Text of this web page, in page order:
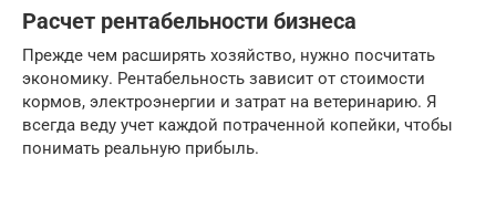
Расчет рентабельности бизнеса
Прежде чем расширять хозяйство, нужно посчитать
экономику. Рентабельность зависит от стоимости
кормов, электроэнергии и затрат на ветеринарию. Я
всегда веду учет каждой потраченной копейки, чтобы
понимать реальную прибыль.